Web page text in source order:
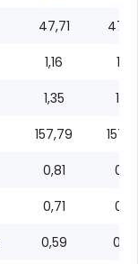
47,71
1,16
1,16
1,35
1,35
157,79
0,81
0,81
0,71
0,71
0,59
0,59